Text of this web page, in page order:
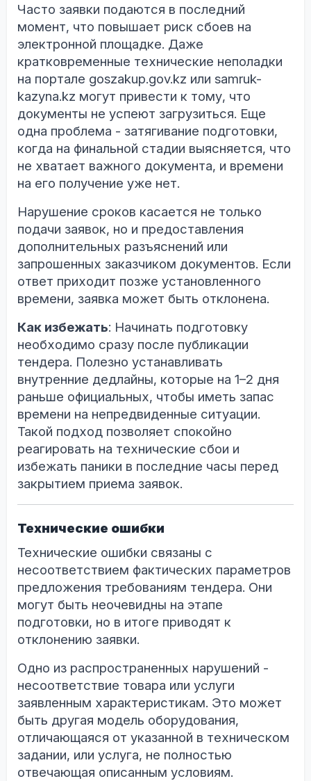
Часто заявки подаются в последний
момент, что повышает риск сбоев на
электронной площадке. Даже
кратковременные технические неполадки
на портале goszakup.gov.kz или samruk-
kazyna.kz могут привести к тому, что
документы не успеют загрузиться. Еще
одна проблема - затягивание подготовки,
когда на финальной стадии выясняется, что
не хватает важного документа, и времени
на его получение уже нет.
Нарушение сроков касается не только
подачи заявок, но и предоставления
дополнительных разъяснений или
запрошенных заказчиком документов. Если
ответ приходит позже установленного
времени, заявка может быть отклонена.
Как избежать: Начинать подготовку
необходимо сразу после публикации
тендера. Полезно устанавливать
внутренние дедлайны, которые на 1–2 дня
раньше официальных, чтобы иметь запас
времени на непредвиденные ситуации.
Такой подход позволяет спокойно
реагировать на технические сбои и
избежать паники в последние часы перед
закрытием приема заявок.
Технические ошибки
Технические ошибки связаны с
несоответствием фактических параметров
предложения требованиям тендера. Они
могут быть неочевидны на этапе
подготовки, но в итоге приводят к
отклонению заявки.
Одно из распространенных нарушений -
несоответствие товара или услуги
заявленным характеристикам. Это может
быть другая модель оборудования,
отличающаяся от указанной в техническом
задании, или услуга, не полностью
отвечающая описанным условиям.